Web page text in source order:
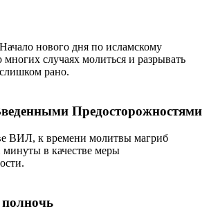
нового дня по исламскому
случаях молиться и разрывать
рано.
Предосторожностями
ВИЛ, к времени молитвы магриб
минуты в качестве меры